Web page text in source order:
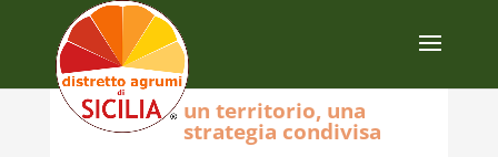
un territorio, una
strategia condivisa